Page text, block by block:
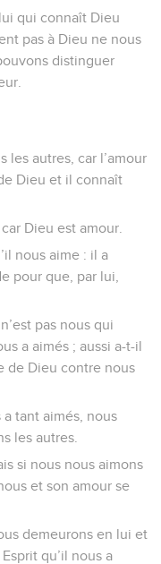
qui connaît Dieu
pas à Dieu ne nous
distinguer
les autres, car l’amour
Dieu et il connaît
Dieu est amour.
nous aime : il a
pour que, par lui,
pas nous qui
a aimés ; aussi a-t-il
de Dieu contre nous
tant aimés, nous
les autres.
si nous nous aimons
et son amour se
demeurons en lui et
qu’il nous a